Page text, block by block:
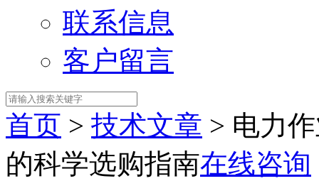
联系信息
客户留言
首页 > 技术文章 > 电力
的科学选购指南在线咨询